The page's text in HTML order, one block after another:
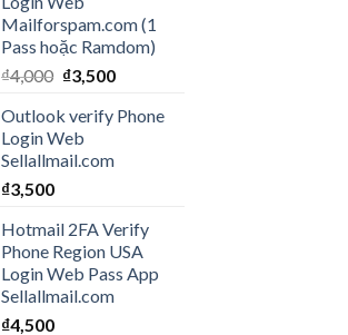
Mailforspam.com (1
Pass hoặc Ramdom)
₫4,000 ₫3,500
Outlook verify Phone
Login Web
Sellallmail.com
₫3,500
Hotmail 2FA Verify
Phone Region USA
Login Web Pass App
Sellallmail.com
₫4,500